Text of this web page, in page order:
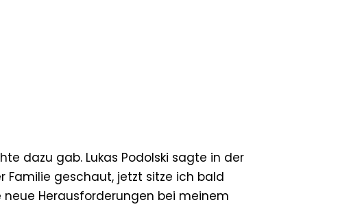
dazu gab. Lukas Podolski sagte in der
Familie geschaut, jetzt sitze ich bald
Herausforderungen bei meinem